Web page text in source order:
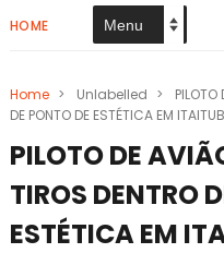
HOME
Home > Unlabelled >
PILOTO
DE PONTO DE ESTÉTICA EM
PILOTO DE
TIROS DENTRO
ESTÉTICA EM